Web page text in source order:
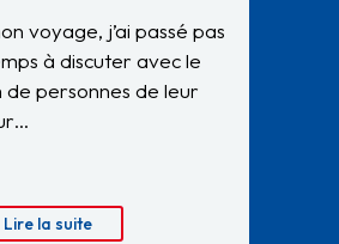
voyage, j’ai passé pas
à discuter avec le
de personnes de leur
Lire la suite